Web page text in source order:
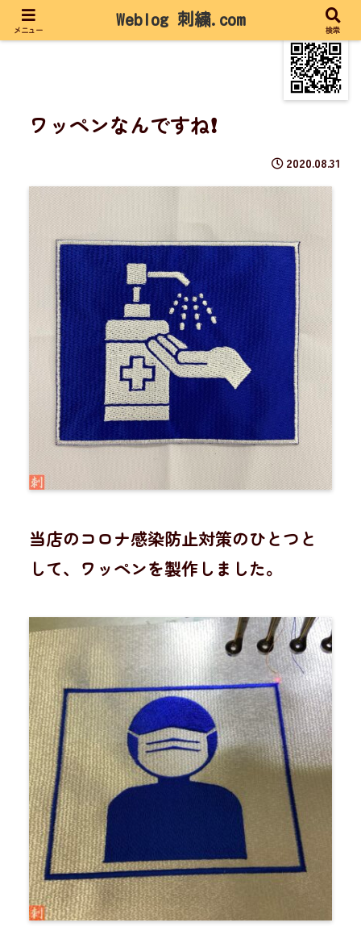
ワッペンなんですね❗️
2020.08.31
当店のコロナ感染防止対策のひとつと
して、ワッペンを製作しました。
メニュー
Weblog 刺繍.com
検索